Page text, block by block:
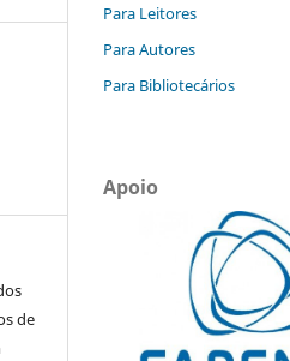
de
Para Leitores
Para Autores
Para Bibliotecários
Apoio